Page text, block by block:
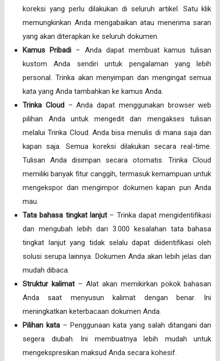
koreksi yang perlu dilakukan di seluruh artikel. Satu klik
memungkinkan Anda mengabaikan atau menerima saran
yang akan diterapkan ke seluruh dokumen.
Kamus Pribadi – Anda dapat membuat kamus tulisan
kustom Anda sendiri untuk pengalaman yang lebih
personal. Trinka akan menyimpan dan mengingat semua
kata yang Anda tambahkan ke kamus Anda.
Trinka Cloud– Anda dapat menggunakan browser web
pilihan Anda untuk mengedit dan mengakses tulisan
melalui Trinka Cloud. Anda bisa menulis di mana saja dan
kapan saja. Semua koreksi dilakukan secara real-time.
Tulisan Anda disimpan secara otomatis. Trinka Cloud
memiliki banyak fitur canggih, termasuk kemampuan untuk
mengekspor dan mengimpor dokumen kapan pun Anda
mau.
Tata bahasa tingkat lanjut– Trinka dapat mengidentifikasi
dan mengubah lebih dari 3.000 kesalahan tata bahasa
tingkat lanjut yang tidak selalu dapat diidentifikasi oleh
solusi serupa lainnya. Dokumen Anda akan lebih jelas dan
mudah dibaca.
Struktur kalimat– Alat akan memikirkan pokok bahasan
Anda saat menyusun kalimat dengan benar. Ini
meningkatkan keterbacaan dokumen Anda.
Pilihan kata– Penggunaan kata yang salah ditangani dan
segera diubah. Ini membuatnya lebih mudah untuk
mengekspresikan maksud Anda secara kohesif.